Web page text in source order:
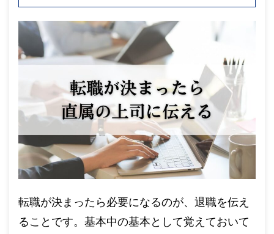
転職が決まったら必要になるのが、退職を伝え
ることです。基本中の基本として覚えておいて